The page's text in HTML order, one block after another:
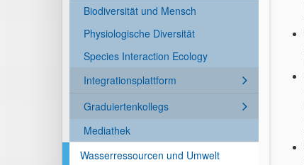
Biodiversität und Mensch
Physiologische Diversität
Species Interaction Ecology
Integrationsplattform
Graduiertenkollegs
Mediathek
Wasserressourcen und Umwelt